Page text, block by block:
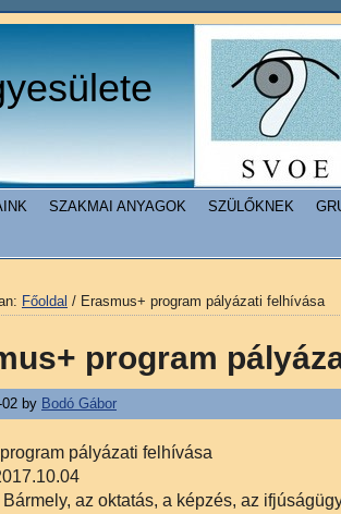
SZAKMAI ANYAGOK SZÜLŐKNEK
Főoldal / Erasmus+ program pályázati felhívása
program
by Bodó Gábor
pályázati felhívása
az oktatás, a képzés, az